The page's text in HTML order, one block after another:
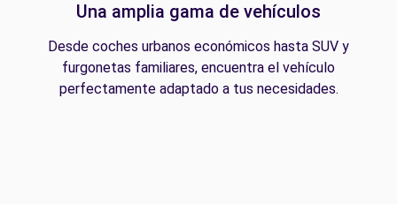
Una amplia gama de vehículos
Desde coches urbanos económicos hasta SUV y
furgonetas familiares, encuentra el vehículo
perfectamente adaptado a tus necesidades.